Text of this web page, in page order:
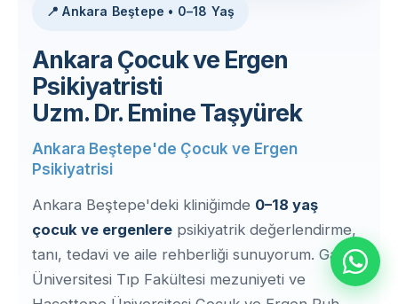
📍 Ankara Beştepe • 0–18 Yaş
Ankara Çocuk ve Ergen
Psikiyatristi
Uzm. Dr. Emine Taşyürek
Ankara Beştepe'de Çocuk ve Ergen
Psikiyatrisi
Ankara Beştepe'deki kliniğimde 0–18 yaş
çocuk ve ergenlere psikiyatrik değerlendirme,
tanı, tedavi ve aile rehberliği sunuyorum. Gazi
Üniversitesi Tıp Fakültesi mezuniyeti ve